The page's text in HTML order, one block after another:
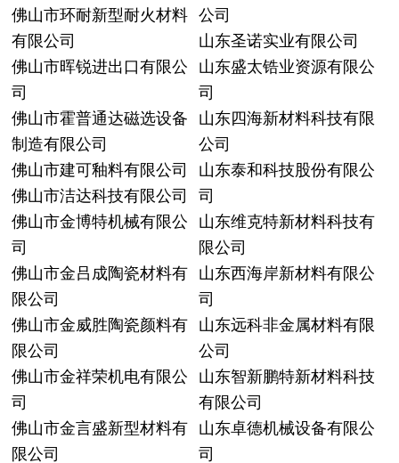
佛山市环耐新型耐火材料
有限公司
佛山市晖锐进出口有限公
司
佛山市霍普通达磁选设备
制造有限公司
佛山市建可釉料有限公司
佛山市洁达科技有限公司
佛山市金博特机械有限公
司
佛山市金吕成陶瓷材料有
限公司
佛山市金威胜陶瓷颜料有
限公司
佛山市金祥荣机电有限公
司
佛山市金言盛新型材料有
限公司
公司
山东圣诺实业有限公司
山东盛太锆业资源有限公
司
山东四海新材料科技有限
公司
山东泰和科技股份有限公
司
山东维克特新材料科技有
限公司
山东西海岸新材料有限公
司
山东远科非金属材料有限
公司
山东智新鹏特新材料科技
有限公司
山东卓德机械设备有限公
司